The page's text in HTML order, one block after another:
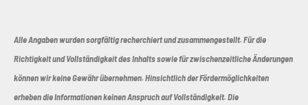
Alle Angaben wurden sorgfältig recherchiert und zusammengestellt. Für die
Richtigkeit und Vollständigkeit des Inhalts sowie für zwischenzeitliche Änderungen
können wir keine Gewähr übernehmen. Hinsichtlich der Fördermöglichkeiten
erheben die Informationen keinen Anspruch auf Vollständigkeit. Die